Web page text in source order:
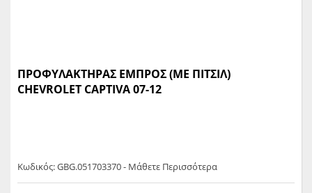
ΠΡΟΦΥΛΑΚΤΗΡΑΣ ΕΜΠΡΟΣ (ΜΕ ΠΙΤΣΙΛ)
CHEVROLET CAPTIVA 07-12
Κωδικός: GBG.051703370 - Μάθετε Περισσότερα